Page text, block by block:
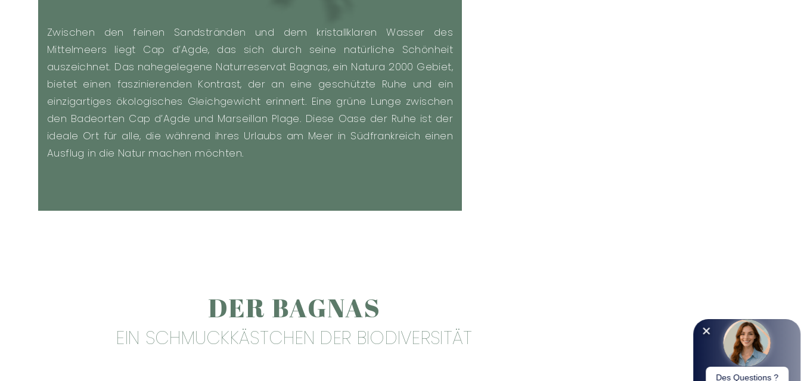
Zwischen den feinen Sandstränden und dem kristallklaren Wasser des
Mittelmeers liegt Cap d’Agde, das sich durch seine natürliche Schönheit
auszeichnet. Das nahegelegene Naturreservat Bagnas, ein Natura 2000 Gebiet,
bietet einen faszinierenden Kontrast, der an eine geschützte Ruhe und ein
einzigartiges ökologisches Gleichgewicht erinnert. Eine grüne Lunge zwischen
den Badeorten Cap d’Agde und Marseillan Plage. Diese Oase der Ruhe ist der
ideale Ort für alle, die während ihres Urlaubs am Meer in Südfrankreich einen
Ausflug in die Natur machen möchten.
DER BAGNAS
EIN SCHMUCKKÄSTCHEN DER BIODIVERSITÄT